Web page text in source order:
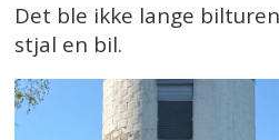
Det ble ikke lange
stjal en bil.